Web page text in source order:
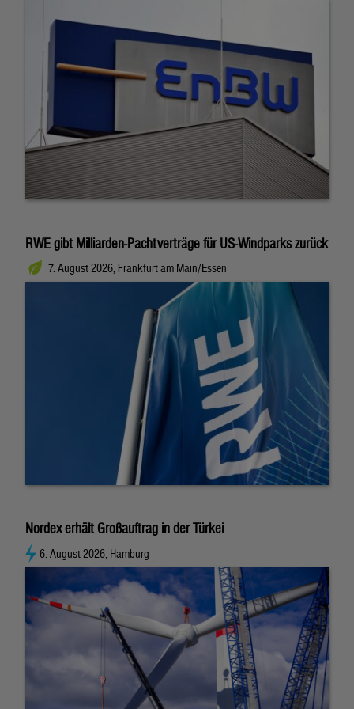
RWE gibt Milliarden-Pachtverträge für US-Windparks zurück
7. August 2026, Frankfurt am Main/Essen
Nordex erhält Großauftrag in der Türkei
6. August 2026, Hamburg